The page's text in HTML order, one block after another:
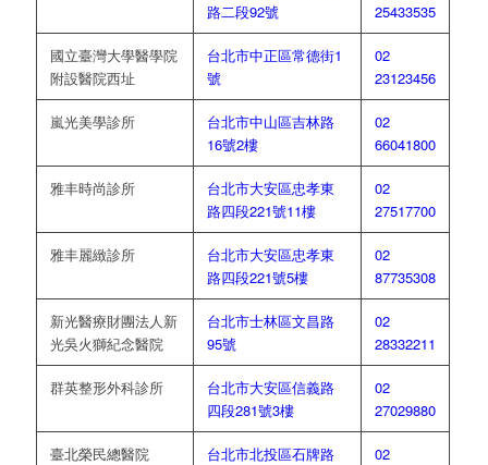
路二段92號
25433535
國立臺灣大學醫學院
附設醫院西址
台北市中正區常德街1
號
02
23123456
嵐光美學診所
台北市中山區吉林路
16號2樓
02
66041800
雅丰時尚診所
台北市大安區忠孝東
路四段221號11樓
02
27517700
雅丰麗緻診所
台北市大安區忠孝東
路四段221號5樓
02
87735308
新光醫療財團法人新
光吳火獅紀念醫院
台北市士林區文昌路
95號
02
28332211
群英整形外科診所
台北市大安區信義路
四段281號3樓
02
27029880
臺北榮民總醫院
台北市北投區石牌路
02